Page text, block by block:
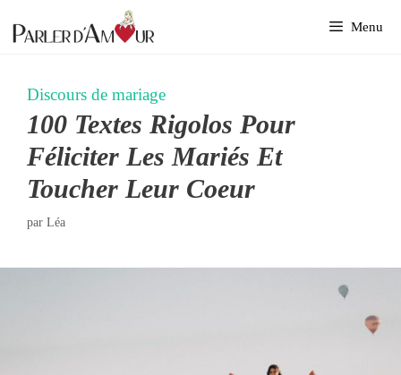
au
Menu
Discours de mariage
100 Textes Rigolos Pour
Féliciter Les Mariés Et
Toucher Leur Coeur
par Léa